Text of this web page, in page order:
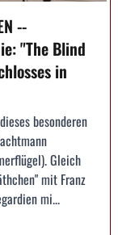
--
"The Blind
in
besonderen
Gleich
mit Franz
mi...